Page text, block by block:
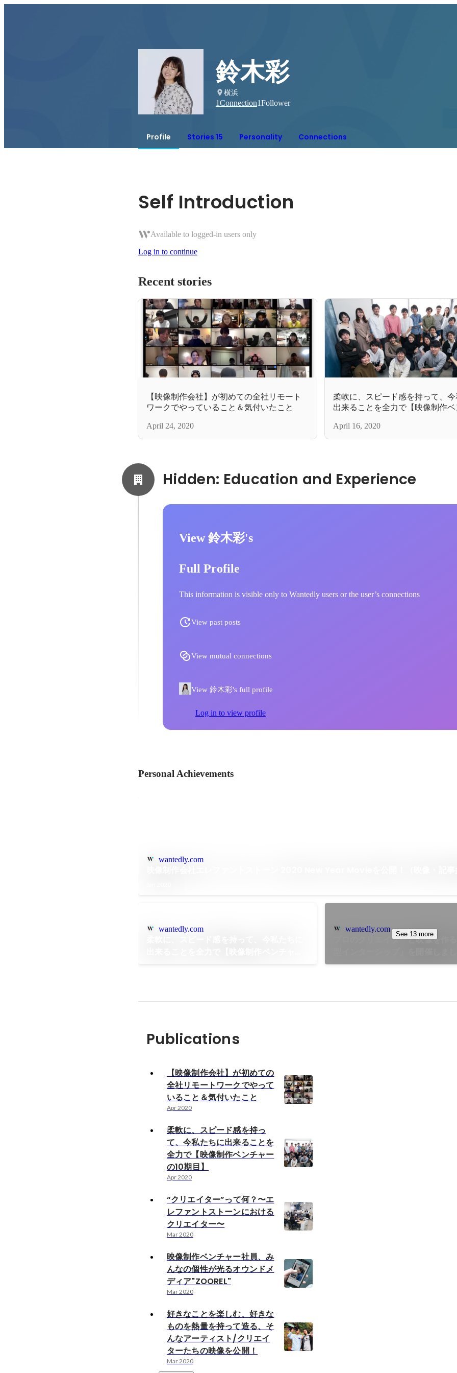
鈴木彩
横浜
1Connection1Follower
Profile Stories 15 Personality Connections
Self Introduction
Available to logged-in users only
Log in to continue
Recent stories
【映像制作会社】が初めての全社リモート
ワークでやっていること＆気付いたこと
April 24, 2020
柔軟に、スピード感を持って、
出来ることを全力で【映像制作
April 16, 2020
View 鈴木彩's
Full Profile
This information is visible only to Wantedly users or the user’s connections
View past posts
View mutual connections
View 鈴木彩's full profile
Log in to view profile
Personal Achievements
wantedly.com
wantedly.com wantedly.com
プロのクリエイターと映像を作
See 13 more
Publications
【映像制作会社】が初めての
全社リモートワークでやって
いること＆気付いたこと
Apr 2020
柔軟に、スピード感を持っ
て、今私たちに出来ることを
全力で【映像制作ベンチャー
の10期目】
Apr 2020
“クリエイター”って何？〜エ
レファントストーンにおける
クリエイター〜
Mar 2020
映像制作ベンチャー社員、み
んなの個性が光るオウンドメ
ディア"ZOOREL"
Mar 2020
好きなことを楽しむ、好きな
ものを熱量を持って造る、そ
んなアーティスト/クリエイ
ターたちの映像を公開！
Mar 2020